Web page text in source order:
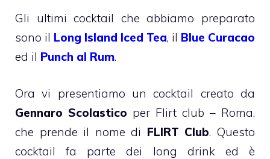
Gli ultimi cocktail che abbiamo preparato
sono il Long Island Iced Tea, il Blue Curacao
ed il Punch al Rum.
Ora vi presentiamo un cocktail creato da
Gennaro Scolastico per Flirt club – Roma,
che prende il nome di FLIRT Club. Questo
cocktail fa parte dei long drink ed è